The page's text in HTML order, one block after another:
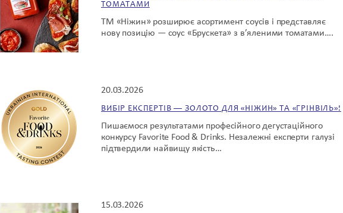
ТОМАТАМИ
ТМ «Ніжин» розширює асортимент соусів і представляє
нову позицію — соус «Брускета» з в’яленими томатами….
20.03.2026
ВИБІР ЕКСПЕРТІВ — ЗОЛОТО ДЛЯ «НІЖИН» ТА «ГРІНВІЛЬ»!
Пишаємося результатами професійного дегустаційного
конкурсу Favorite Food & Drinks. Незалежні експерти галузі
підтвердили найвищу якість…
15.03.2026